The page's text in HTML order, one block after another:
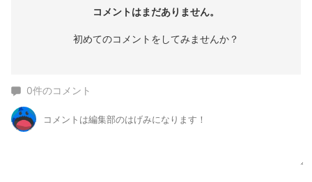
コメントはまだありません。
初めてのコメントをしてみませんか？
0件のコメント